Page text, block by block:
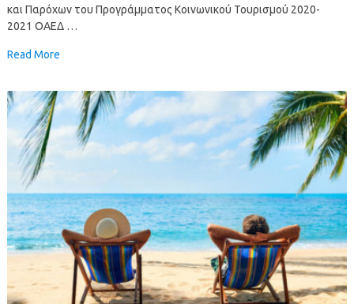
και Παρόχων του Προγράμματος Κοινωνικού Τουρισμού 2020-
2021 ΟΑΕΔ …
Read More